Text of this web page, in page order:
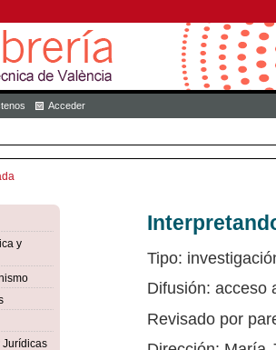
Acceder
y
Jurídicas
Tipo:
Difusión: acceso
Revisado por